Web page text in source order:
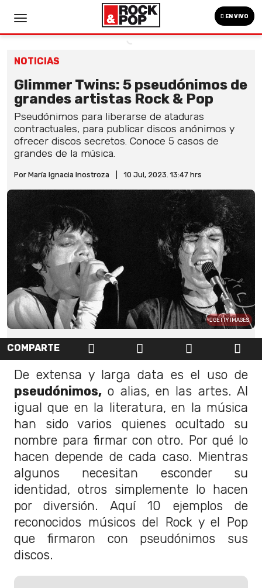
EN VIVO
NOTICIAS
Glimmer Twins: 5 pseudónimos de
grandes artistas Rock & Pop
Pseudónimos para liberarse de ataduras
contractuales, para publicar discos anónimos y
ofrecer discos secretos. Conoce 5 casos de
grandes de la música.
Por María Ignacia Inostroza 10 Jul, 2023. 13:47 hrs
GETTY IMAGES
COMPARTE
De extensa y larga data es el uso de
pseudónimos, o alias, en las artes. Al
igual que en la literatura, en la música
han sido varios quienes ocultado su
nombre para firmar con otro. Por qué lo
hacen depende de cada caso. Mientras
algunos necesitan esconder su
identidad, otros simplemente lo hacen
por diversión. Aquí 10 ejemplos de
reconocidos músicos del Rock y el Pop
que firmaron con pseudónimos sus
discos.